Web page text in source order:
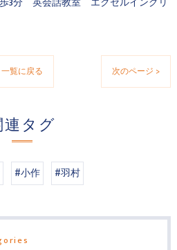
3分 英会話教室 エクセルイングリ
一覧に戻る 次のページ >
連タグ
#小作 #羽村